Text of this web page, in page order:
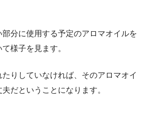
分に使用する予定のアロマオイルを
様子を見ます。
りしていなければ、そのアロマオイ
だということになります。